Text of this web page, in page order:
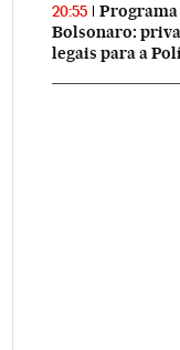
20:55
Bolsonaro:
legais para a